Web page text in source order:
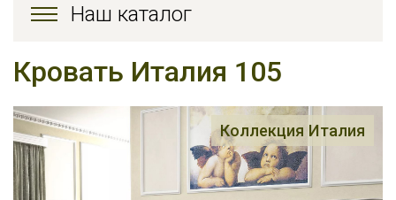
Наш каталог
Кровать Италия 105
Коллекция Италия